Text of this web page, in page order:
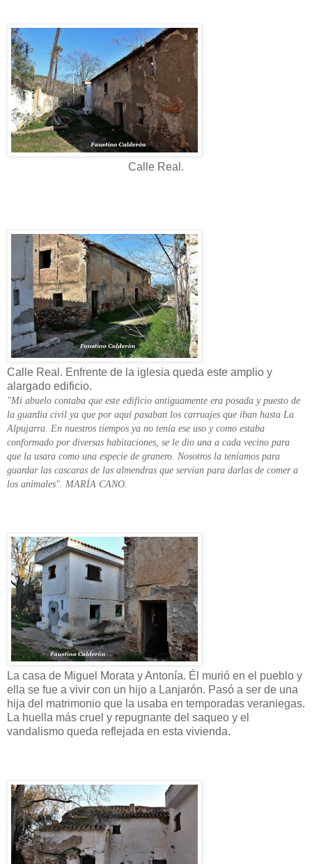
Calle Real.
Calle Real. Enfrente de la iglesia queda este amplio y
alargado edificio.
"Mi abuelo contaba que este edificio antiguamente era posada y puesto de
la guardia civil ya que por aquí pasaban los carruajes que iban hasta La
Alpujarra. En nuestros tiempos ya no tenía ese uso y como estaba
conformado por diversas habitaciones, se le dio una a cada vecino para
que la usara como una especie de granero. Nosotros la teníamos para
guardar las cascaras de las almendras que servían para darlas de comer a
los animales". MARÍA CANO.
La casa de Miguel Morata y Antonía. Él murió en el pueblo y
ella se fue a vivir con un hijo a Lanjarón. Pasó a ser de una
hija del matrimonio que la usaba en temporadas veraniegas.
La huella más cruel y repugnante del saqueo y el
vandalismo queda reflejada en esta vivienda.